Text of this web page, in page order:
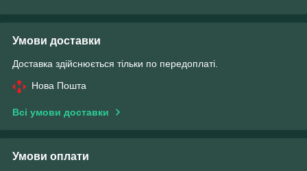
Умови доставки
Доставка здійснюється тільки по передоплаті.
Нова Пошта
Всі умови доставки
Умови оплати